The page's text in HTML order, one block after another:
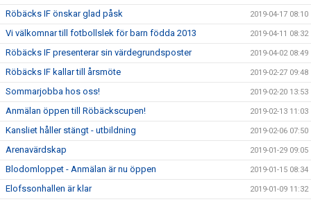
Röbäcks IF önskar glad påsk 2019-04-17 08:10
Vi välkomnar till fotbollslek för barn födda 2013 2019-04-11 08:32
Röbäcks IF presenterar sin värdegrundsposter 2019-04-02 08:49
Röbäcks IF kallar till årsmöte 2019-02-27 09:48
Sommarjobba hos oss! 2019-02-20 13:53
Anmälan öppen till Röbäckscupen! 2019-02-13 11:03
Kansliet håller stängt - utbildning 2019-02-06 07:50
Arenavärdskap 2019-01-29 09:05
Blodomloppet - Anmälan är nu öppen 2019-01-15 08:34
Elofssonhallen är klar 2019-01-09 11:32